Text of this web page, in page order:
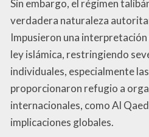
Sin embargo, el régimen
verdadera naturaleza
Impusieron una
ley islámica, restringiendo
individuales, especialmente
proporcionaron refugio a
internacionales, como Al
implicaciones globales.